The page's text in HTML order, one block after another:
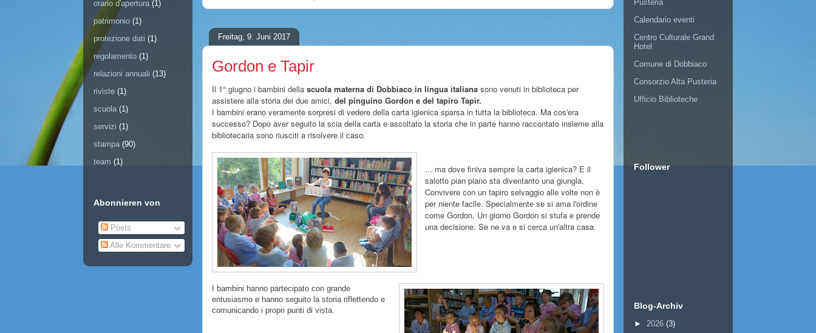
Freitag, 9. Juni 2017
Gordon e Tapir
Il 1° giugno i bambini della scuola materna di Dobbiaco in lingua italiana sono venuti in biblioteca per
assistere alla storia dei due amici, del pinguino Gordon e del tapiro Tapir.
I bambini erano veramente sorpresi di vedere della carta igienica sparsa in tutta la biblioteca. Ma cos'era
successo? Dopo aver seguito la scia della carta e ascoltato la storia che in parte hanno raccontato insieme alla
bibliotecaria sono riusciti a risolvere il caso.
... ma dove finiva sempre la carta igienica? E il
salotto pian piano sta diventanto una giungla.
Convivere con un tapiro selvaggio alle volte non è
per niente facile. Specialmente se si ama l'ordine
come Gordon. Un giorno Gordon si stufa e prende
una decisione. Se ne va e si cerca un'altra casa.
I bambini hanno partecipato con grande
entusiasmo e hanno seguito la storia riflettendo e
comunicando i propri punti di vista.
orario d'apertura (1)
patrimonio (1)
protezione dati (1)
regolamento (1)
relazioni annuali (13)
riviste (1)
scuola (1)
servizi (1)
stampa (90)
team (1)
Abonnieren von
Posts
Alle Kommentare
Pusteria
Calendario eventi
Centro Culturale Grand
Hotel
Comune di Dobbiaco
Consorzio Alta Pusteria
Ufficio Biblioteche
Follower
Blog-Archiv
► 2026 (3)